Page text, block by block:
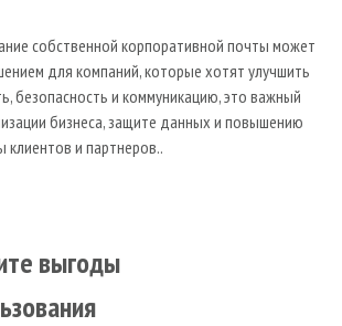
собственной корпоративной почты может
для компаний, которые хотят улучшить
безопасность и коммуникацию, это важный
бизнеса, защите данных и повышению
клиентов и партнеров..
выгоды